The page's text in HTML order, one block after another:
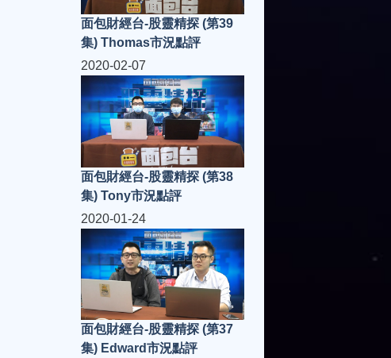
面包財經台-股靈精探 (第39
集) Thomas市況點評
2020-02-07
面包財經台-股靈精探 (第38
集) Tony市況點評
2020-01-24
面包財經台-股靈精探 (第37
集) Edward市況點評